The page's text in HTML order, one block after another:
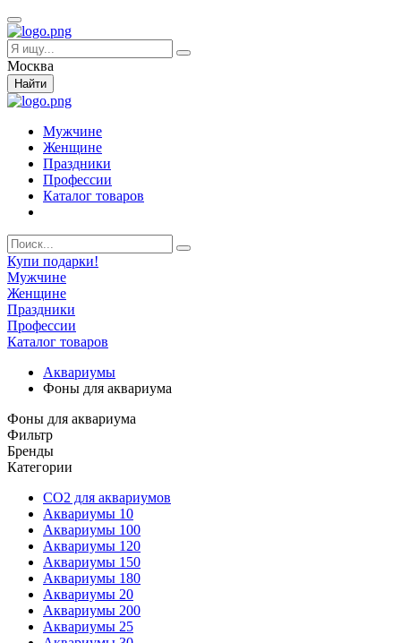
Москва
Найти
Мужчине
Женщине
Праздники
Профессии
Каталог товаров
Купи подарки!
Мужчине
Женщине
Праздники
Профессии
Каталог товаров
Аквариумы
Фоны для аквариума
Фоны для аквариума
Фильтр
Бренды
Категории
CO2 для аквариумов
Аквариумы 10
Аквариумы 100
Аквариумы 120
Аквариумы 150
Аквариумы 180
Аквариумы 20
Аквариумы 200
Аквариумы 25